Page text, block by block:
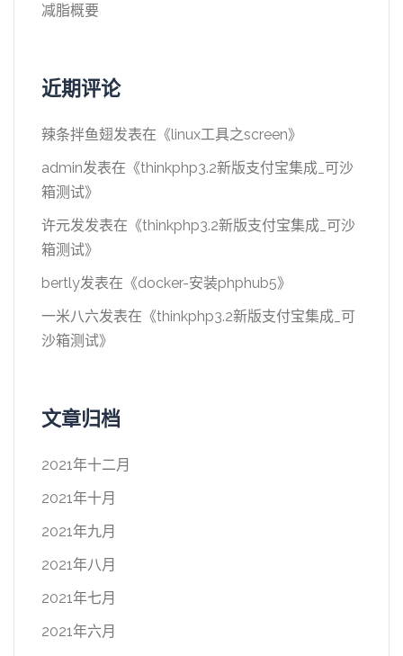
减脂概要
近期评论
辣条拌鱼翅发表在《linux工具之screen》
admin发表在《thinkphp3.2新版支付宝集成_可沙
箱测试》
许元发发表在《thinkphp3.2新版支付宝集成_可沙
箱测试》
bertly发表在《docker-安装phphub5》
一米八六发表在《thinkphp3.2新版支付宝集成_可
沙箱测试》
文章归档
2021年十二月
2021年十月
2021年九月
2021年八月
2021年七月
2021年六月